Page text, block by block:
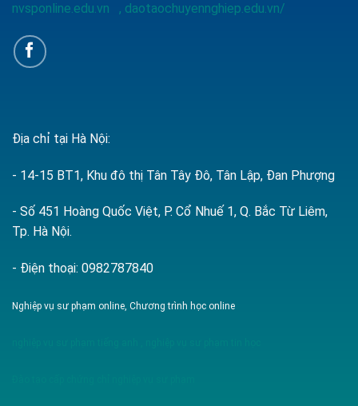
nvsponline.edu.vn , daotaochuyennghiep.edu.vn/
Địa chỉ tại Hà Nội:
- 14-15 BT1, Khu đô thị Tân Tây Đô, Tân Lập, Đan Phượng
- Số 451 Hoàng Quốc Việt, P. Cổ Nhuế 1, Q. Bắc Từ Liêm,
Tp. Hà Nội.
- Điện thoại: 0982787840
Nghiệp vụ sư phạm online, Chương trình học online